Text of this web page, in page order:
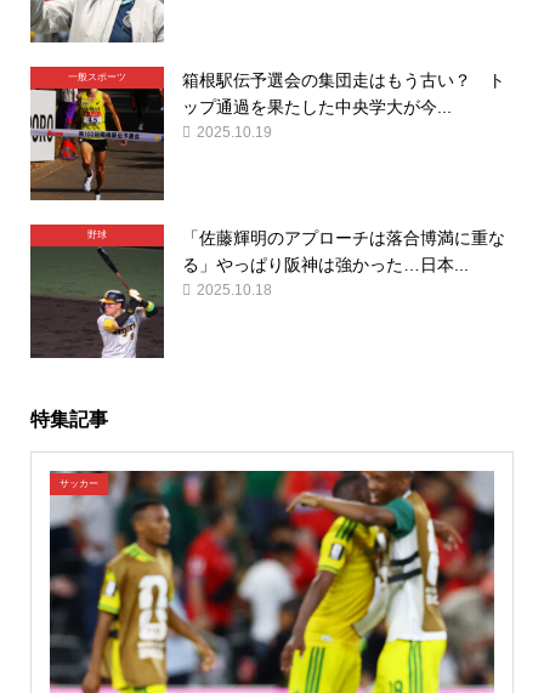
一般スポーツ
箱根駅伝予選会の集団走はもう古い？ ト
ップ通過を果たした中央学大が今...
2025.10.19
野球
「佐藤輝明のアプローチは落合博満に重な
る」やっぱり阪神は強かった…日本...
2025.10.18
特集記事
サッカー